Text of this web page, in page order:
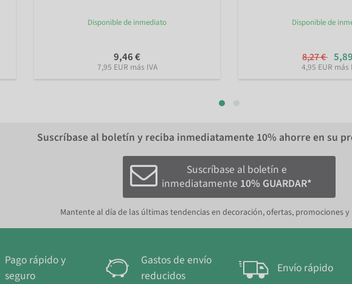
Disponible de inmediato
9,46 €
7,95 EUR más IVA
Disponible de
8,27 €
4,95 EUR más
Suscríbase al boletín y reciba inmediatamente 10% ahorre en su
Suscríbase al boletín e
inmediatamente 10% GUARDAR*
Mantente al día de las últimas tendencias en decoración, ofertas, promociones y
Pago rápido y
seguro
Gastos de envío
reducidos
Envío rápido